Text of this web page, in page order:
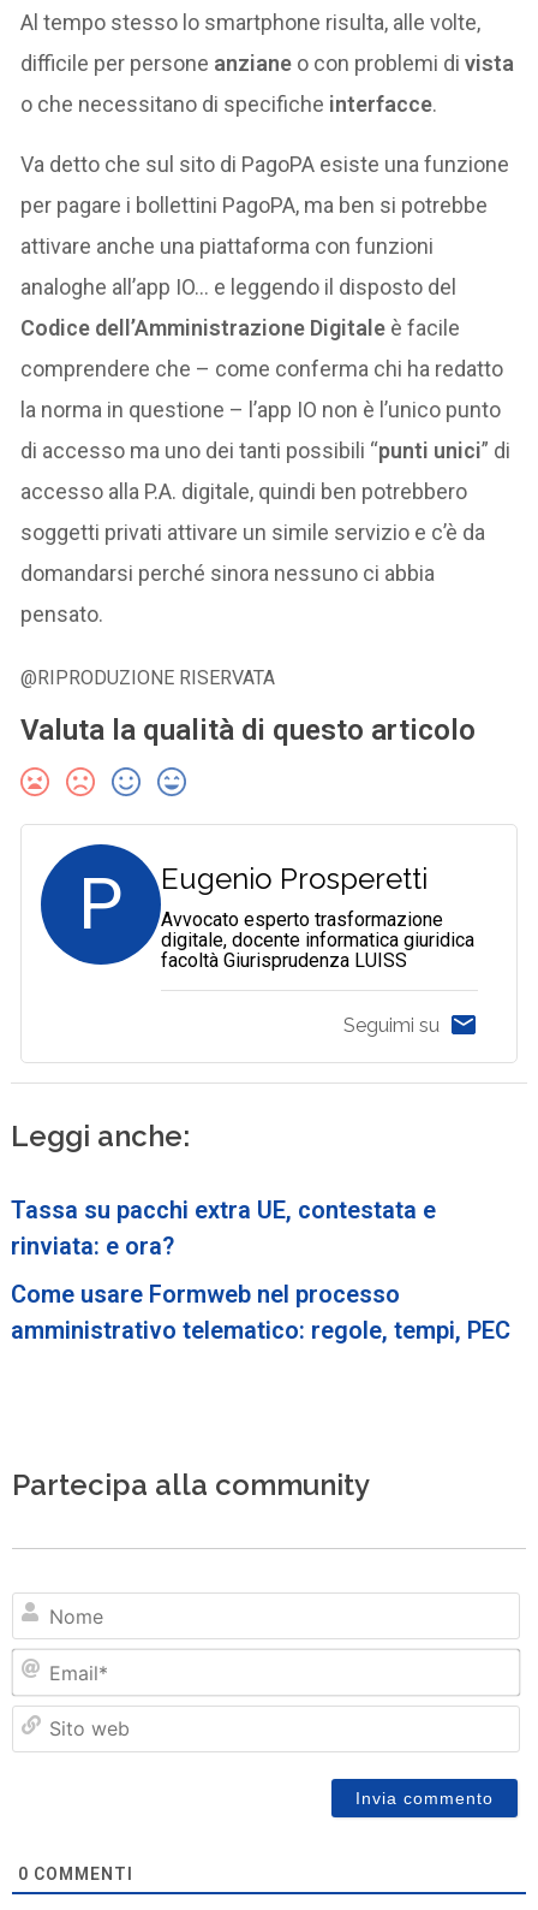
Al tempo stesso lo smartphone risulta, alle volte,
difficile per persone anziane o con problemi divista
o che necessitano di specifiche interfacce.
Va detto che sul sito di PagoPA esiste una funzione
per pagare i bollettini PagoPA, ma ben si potrebbe
attivare anche una piattaforma con funzioni
analoghe all’app IO… e leggendo il disposto del
Codice dell’Amministrazione Digitale è facile
comprendere che – come conferma chi ha redatto
la norma in questione – l’app IO non è l’unico punto
di accesso ma uno dei tanti possibili “punti unici” di
accesso alla P.A. digitale, quindi ben potrebbero
soggetti privati attivare un simile servizio e c’è da
domandarsi perché sinora nessuno ci abbia
pensato.
@RIPRODUZIONE RISERVATA
Valuta la qualità di questo articolo
P Eugenio Prosperetti
Avvocato esperto trasformazione
digitale, docente informatica giuridica
facoltà Giurisprudenza LUISS
Seguimi su
Leggi anche:
Tassa su pacchi extra UE, contestata e
rinviata: e ora?
Come usare Formweb nel processo
amministrativo telematico: regole, tempi, PEC
Partecipa alla community
0 COMMENTI